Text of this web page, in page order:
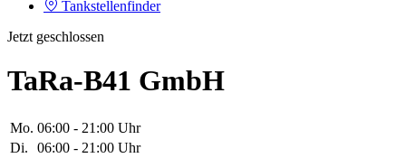
Tankstellenfinder
Jetzt geschlossen
TaRa-B41 GmbH
Mo. 06:00 - 21:00 Uhr
Di.
06:00 - 21:00 Uhr